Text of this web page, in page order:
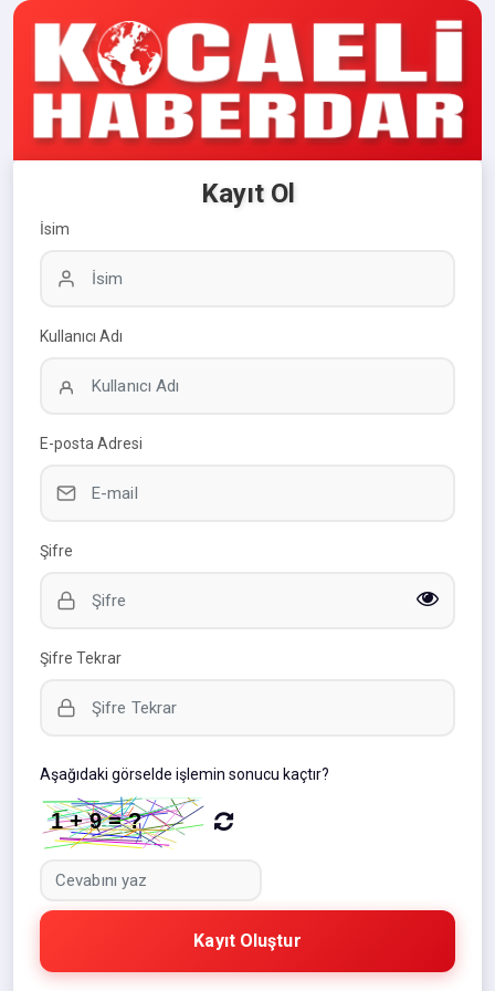
Kayıt Ol
İsim
Kullanıcı Adı
E-posta Adresi
Şifre
Şifre Tekrar
Aşağıdaki görselde işlemin sonucu kaçtır?
Kayıt Oluştur